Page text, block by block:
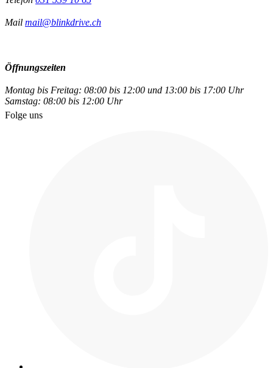
Mail mail@blinkdrive.ch
Öffnungszeiten
Montag bis Freitag: 08:00 bis 12:00 und 13:00 bis 17:00 Uhr
Samstag: 08:00 bis 12:00 Uhr
Folge uns